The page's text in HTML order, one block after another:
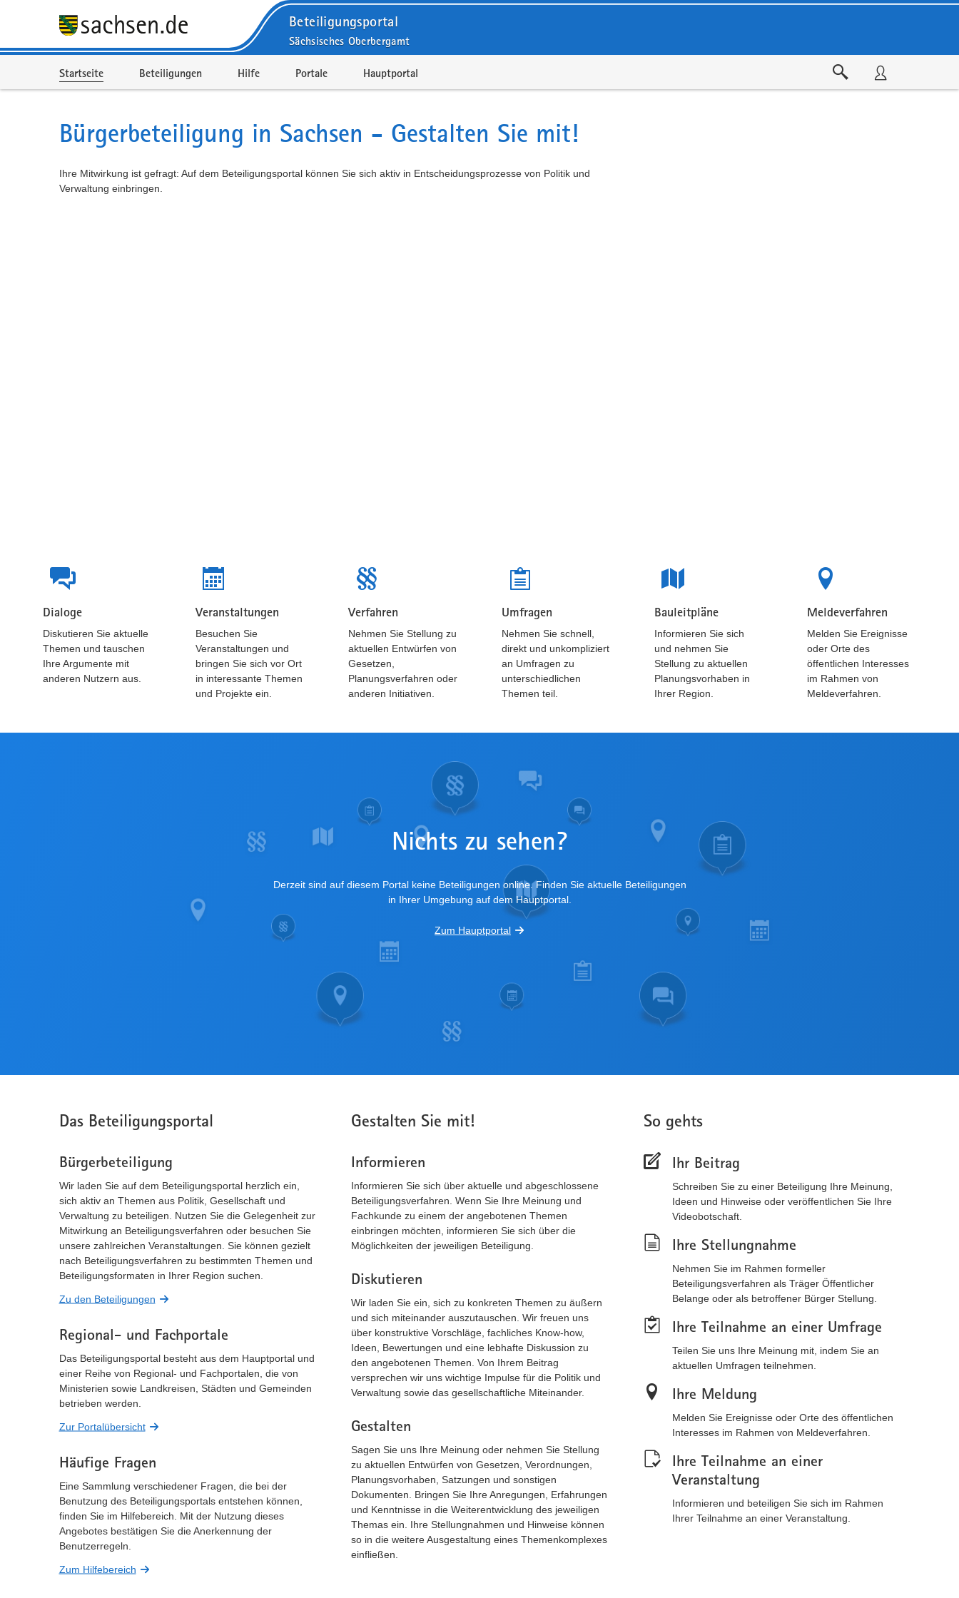
Beteiligungsportal
Sächsisches Oberbergamt
Startseite Beteiligungen Hilfe Portale Hauptportal
Bürgerbeteiligung in Sachsen - Gestalten Sie mit!
Ihre Mitwirkung ist gefragt: Auf dem Beteiligungsportal können Sie sich aktiv in Entscheidungsprozesse von Politik und
Verwaltung einbringen.
Beteiligungsformate
Dialoge
Beteiligungen
Diskutieren Sie aktuelle
Themen und tauschen
Ihre Argumente mit
anderen Nutzern aus.
Veranstaltungen
Beteiligungen
Besuchen Sie
Veranstaltungen und
bringen Sie sich vor Ort
in interessante Themen
und Projekte ein.
Verfahren
Beteiligungen
Nehmen Sie Stellung zu
aktuellen Entwürfen von
Gesetzen,
Planungsverfahren oder
anderen Initiativen.
Umfragen
Beteiligungen
Nehmen Sie schnell,
direkt und unkompliziert
an Umfragen zu
unterschiedlichen
Themen teil.
Bauleitpläne
Beteiligungen
Informieren Sie sich
und nehmen Sie
Stellung zu aktuellen
Planungsvorhaben in
Ihrer Region.
Meldeverfahren
Beteiligungen
Melden Sie Ereignisse
oder Orte des
öffentlichen Interesses
im Rahmen von
Meldeverfahren.
Nichts zu sehen?
Derzeit sind auf diesem Portal keine Beteiligungen online. Finden Sie aktuelle Beteiligungen
in Ihrer Umgebung auf dem Hauptportal.
Zum Hauptportal
Das Beteiligungsportal
Bürgerbeteiligung
Wir laden Sie auf dem Beteiligungsportal herzlich ein,
sich aktiv an Themen aus Politik, Gesellschaft und
Verwaltung zu beteiligen. Nutzen Sie die Gelegenheit zur
Mitwirkung an Beteiligungsverfahren oder besuchen Sie
unsere zahlreichen Veranstaltungen. Sie können gezielt
nach Beteiligungsverfahren zu bestimmten Themen und
Beteiligungsformaten in Ihrer Region suchen.
Zu den Beteiligungen
Regional- und Fachportale
Das Beteiligungsportal besteht aus dem Hauptportal und
einer Reihe von Regional- und Fachportalen, die von
Ministerien sowie Landkreisen, Städten und Gemeinden
betrieben werden.
Zur Portalübersicht
Häufige Fragen
Eine Sammlung verschiedener Fragen, die bei der
Benutzung des Beteiligungsportals entstehen können,
finden Sie im Hilfebereich. Mit der Nutzung dieses
Angebotes bestätigen Sie die Anerkennung der
Benutzerregeln.
Zum Hilfebereich
Gestalten Sie mit!
Informieren
Informieren Sie sich über aktuelle und abgeschlossene
Beteiligungsverfahren. Wenn Sie Ihre Meinung und
Fachkunde zu einem der angebotenen Themen
einbringen möchten, informieren Sie sich über die
Möglichkeiten der jeweiligen Beteiligung.
Diskutieren
Wir laden Sie ein, sich zu konkreten Themen zu äußern
und sich miteinander auszutauschen. Wir freuen uns
über konstruktive Vorschläge, fachliches Know-how,
Ideen, Bewertungen und eine lebhafte Diskussion zu
den angebotenen Themen. Von Ihrem Beitrag
versprechen wir uns wichtige Impulse für die Politik und
Verwaltung sowie das gesellschaftliche Miteinander.
Gestalten
Sagen Sie uns Ihre Meinung oder nehmen Sie Stellung
zu aktuellen Entwürfen von Gesetzen, Verordnungen,
Planungsvorhaben, Satzungen und sonstigen
Dokumenten. Bringen Sie Ihre Anregungen, Erfahrungen
und Kenntnisse in die Weiterentwicklung des jeweiligen
Themas ein. Ihre Stellungnahmen und Hinweise können
so in die weitere Ausgestaltung eines Themenkomplexes
einfließen.
So gehts
Ihr Beitrag
Schreiben Sie zu einer Beteiligung Ihre Meinung,
Ideen und Hinweise oder veröffentlichen Sie Ihre
Videobotschaft.
Ihre Stellungnahme
Nehmen Sie im Rahmen formeller
Beteiligungsverfahren als Träger Öffentlicher
Belange oder als betroffener Bürger Stellung.
Ihre Teilnahme an einer Umfrage
Teilen Sie uns Ihre Meinung mit, indem Sie an
aktuellen Umfragen teilnehmen.
Ihre Meldung
Melden Sie Ereignisse oder Orte des öffentlichen
Interesses im Rahmen von Meldeverfahren.
Ihre Teilnahme an einer
Veranstaltung
Informieren und beteiligen Sie sich im Rahmen
Ihrer Teilnahme an einer Veranstaltung.